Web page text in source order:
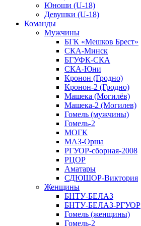
Юноши (U-18)
Девушки (U-18)
Команды
Мужчины
БГК «Мешков Брест»
СКА-Минск
БГУФК-СКА
СКА-Юни
Кронон (Гродно)
Кронон-2 (Гродно)
Машека (Могилёв)
Машека-2 (Могилев)
Гомель (мужчины)
Гомель-2
МОГК
МАЗ-Орша
РГУОР-сборная-2008
РЦОР
Аматары
СДЮШОР-Виктория
Женщины
БНТУ-БЕЛАЗ
БНТУ-БЕЛАЗ-РГУОР
Гомель (женщины)
Гомель-2